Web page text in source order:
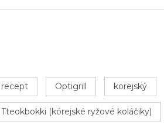
recept Optigrill korejský
Tteokbokki (kórejské ryžové koláčiky)